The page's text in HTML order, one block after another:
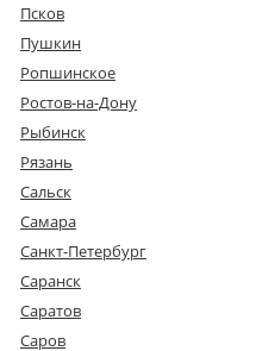
Псков
Пушкин
Ропшинское
Ростов-на-Дону
Рыбинск
Рязань
Сальск
Самара
Санкт-Петербург
Саранск
Саратов
Саров